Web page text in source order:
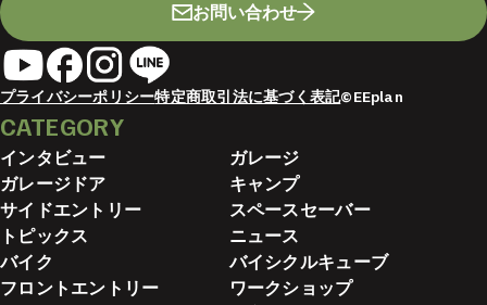
お問い合わせ
プライバシーポリシー特定商取引法に基づく表記©EEplan
CATEGORY
インタビュー
ガレージ
ガレージドア
キャンプ
サイドエントリー
スペースセーバー
トピックス
ニュース
バイク
バイシクルキューブ
フロントエントリー
ワークショップ